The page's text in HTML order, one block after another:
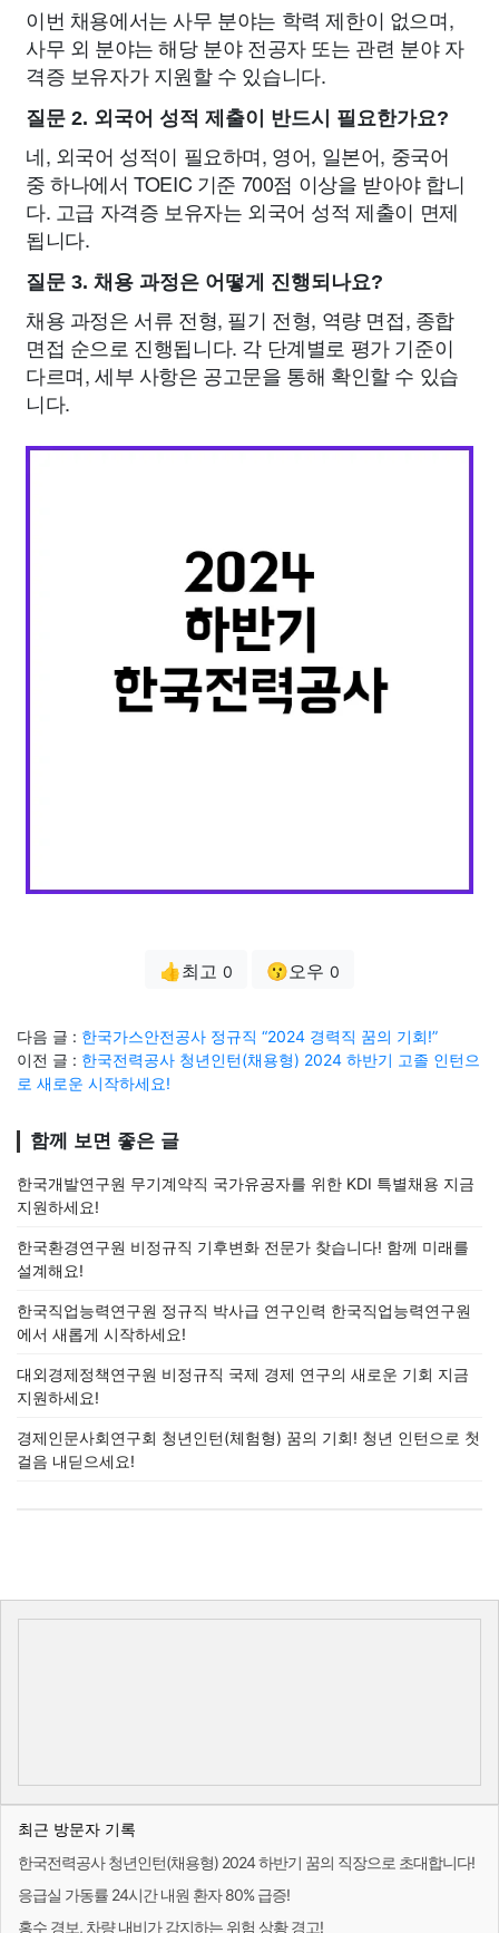
이번 채용에서는 사무 분야는 학력 제한이 없으며,
사무 외 분야는 해당 분야 전공자 또는 관련 분야 자
격증 보유자가 지원할 수 있습니다.
질문 2. 외국어 성적 제출이 반드시 필요한가요?
네, 외국어 성적이 필요하며, 영어, 일본어, 중국어
중 하나에서 TOEIC 기준 700점 이상을 받아야 합니
다. 고급 자격증 보유자는 외국어 성적 제출이 면제
됩니다.
질문 3. 채용 과정은 어떻게 진행되나요?
채용 과정은 서류 전형, 필기 전형, 역량 면접, 종합
면접 순으로 진행됩니다. 각 단계별로 평가 기준이
다르며, 세부 사항은 공고문을 통해 확인할 수 있습
니다.
👍최고 0 😗오우 0
다음 글 : 한국가스안전공사 정규직 “2024 경력직 꿈의 기회!”
이전 글 : 한국전력공사 청년인턴(채용형) 2024 하반기 고졸 인턴으
로 새로운 시작하세요!
함께 보면 좋은 글
한국개발연구원 무기계약직 국가유공자를 위한 KDI 특별채용 지금
지원하세요!
한국환경연구원 비정규직 기후변화 전문가 찾습니다! 함께 미래를
설계해요!
한국직업능력연구원 정규직 박사급 연구인력 한국직업능력연구원
에서 새롭게 시작하세요!
대외경제정책연구원 비정규직 국제 경제 연구의 새로운 기회 지금
지원하세요!
경제인문사회연구회 청년인턴(체험형) 꿈의 기회! 청년 인턴으로 첫
걸음 내딛으세요!
최근 방문자 기록
한국전력공사 청년인턴(채용형) 2024 하반기 꿈의 직장으로 초대합니다!
응급실 가동률 24시간 내원 환자 80% 급증!
홍수 경보, 차량 내비가 감지하는 위험 상황 경고!